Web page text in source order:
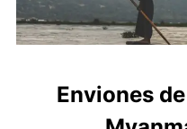
Enviones